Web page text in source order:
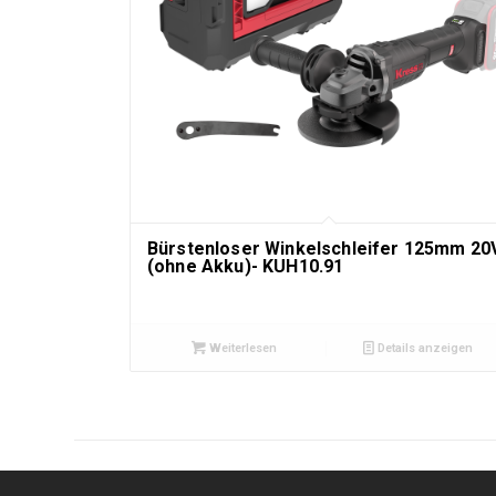
Bürstenloser Winkelschleifer 125mm
(ohne Akku)- KUH10.91
Weiterlesen Details anzeigen